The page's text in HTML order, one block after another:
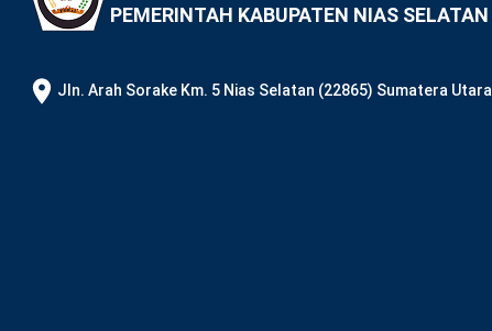
PEMERINTAH KABUPATEN NIAS SELATAN
JIn. Arah Sorake Km. 5 Nias Selatan (22865) Sumatera Utara